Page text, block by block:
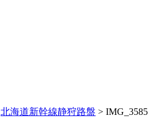
北海道新幹線静狩路盤 > IMG_3585